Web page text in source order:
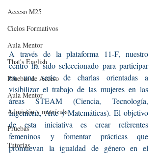
Acceso M25
Ciclos Formativos
Aula Mentor
That's English
Pruebas de Acceso
Aula Mentor
Admisión y matrícula
Pruebas
Tutorías
A través de la plataforma 11-F, nuestro
centro ha sido seleccionado para participar
en una serie de charlas orientadas a
visibilizar el trabajo de las mujeres en las
áreas STEAM (Ciencia, Tecnología,
Ingeniería, Arte y Matemáticas). El objetivo
de esta iniciativa es crear referentes
femeninos y fomentar prácticas que
promuevan la igualdad de género en el